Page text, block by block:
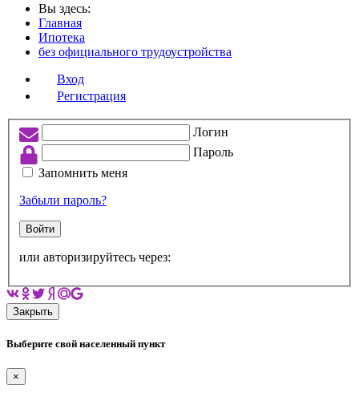
Вы здесь:
Главная
Ипотека
без официального трудоустройства
Вход
Регистрация
Логин
Пароль
Запомнить меня
Забыли пароль?
Войти
или авторизируйтесь через:
Закрыть
Выберите свой населенный пункт
×